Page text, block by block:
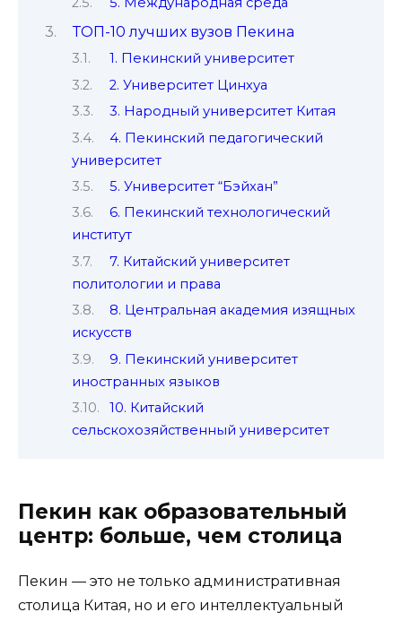
ТОП-10 лучших вузов Пекина
1. Пекинский университет
2. Университет Цинхуа
3. Народный университет Китая
4. Пекинский педагогический
университет
5. Университет “Бэйхан”
6. Пекинский технологический
институт
7. Китайский университет
политологии и права
8. Центральная академия изящных
искусств
9. Пекинский университет
иностранных языков
10. Китайский
сельскохозяйственный университет
Пекин как образовательный
центр: больше, чем столица
Пекин — это не только административная
столица Китая, но и его интеллектуальный